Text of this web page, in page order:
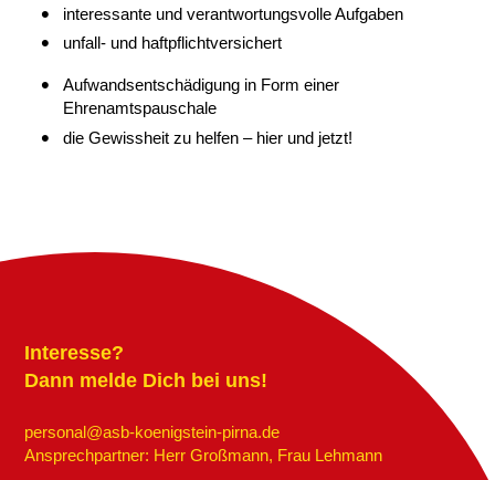
interessante und verantwortungsvolle Aufgaben
unfall- und haftpflichtversichert
Aufwandsentschädigung in Form einer
Ehrenamtspauschale
die Gewissheit zu helfen – hier und jetzt!
Interesse?
Dann melde Dich bei uns!
personal@asb-koenigstein-pirna.de
Ansprechpartner: Herr Großmann, Frau Lehmann